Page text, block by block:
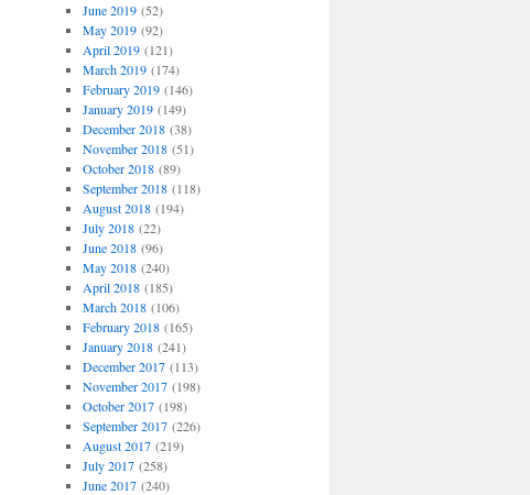
June 2019(52)
May 2019(92)
April 2019(121)
March 2019(174)
February 2019(146)
January 2019(149)
December 2018(38)
November 2018(51)
October 2018(89)
September 2018(118)
August 2018(194)
July 2018(22)
June 2018(96)
May 2018(240)
April 2018(185)
March 2018(106)
February 2018(165)
January 2018(241)
December 2017(113)
November 2017(198)
October 2017(198)
September 2017(226)
August 2017(219)
July 2017(258)
June 2017(240)